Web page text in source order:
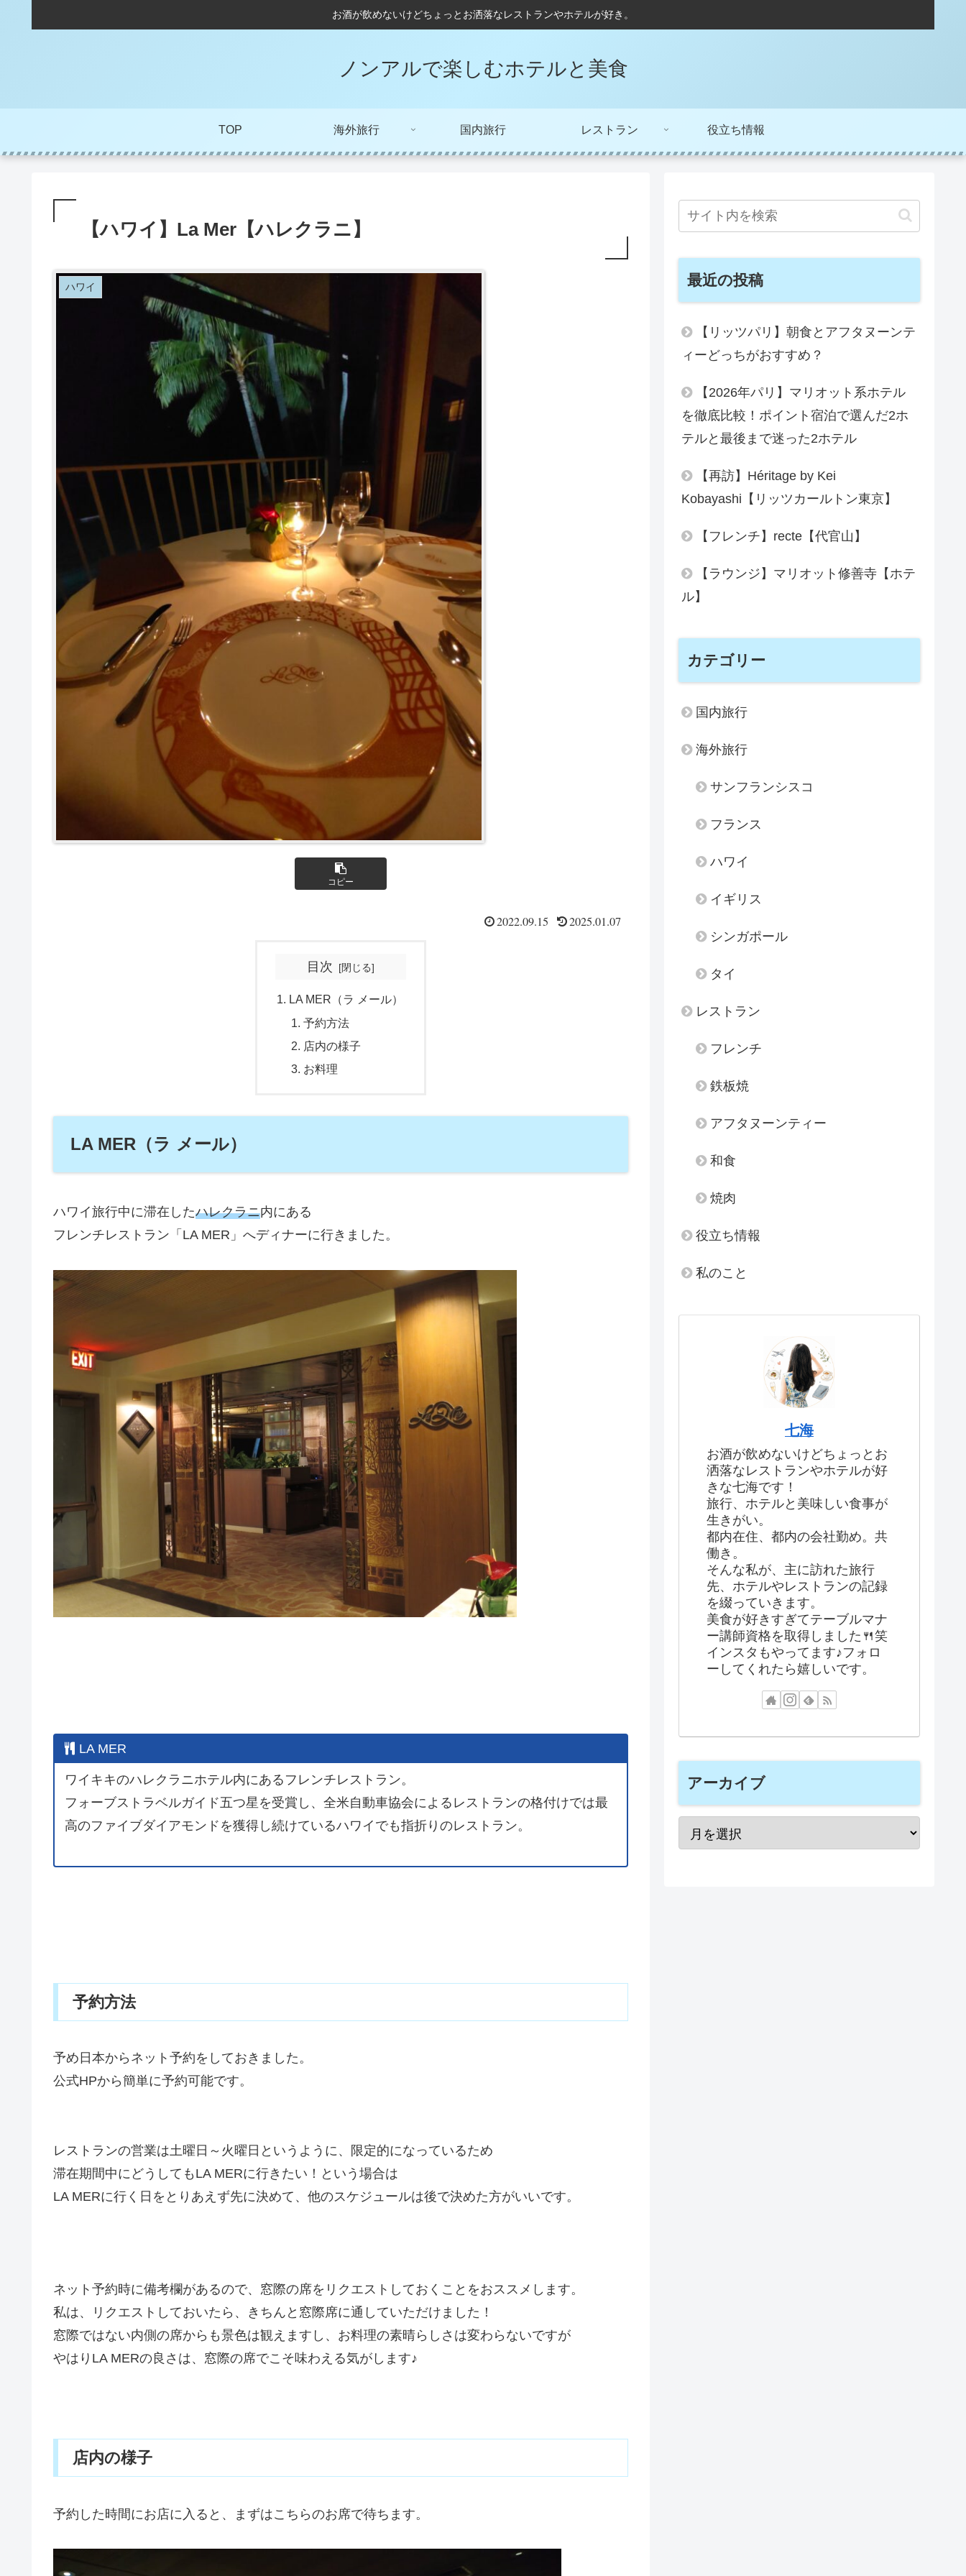
お酒が飲めないけどちょっとお洒落なレストランやホテルが好き。
ノンアルで楽しむホテルと美食
TOP 海外旅行 国内旅行 レストラン 役立ち情報
【ハワイ】La Mer【ハレクラニ】
ハワイ
コピー
2022.09.15 2025.01.07
目次
LA MER（ラ メール）
予約方法
店内の様子
お料理
LA MER（ラ メール）
ハワイ旅行中に滞在したハレクラニ内にある
フレンチレストラン「LA MER」へディナーに行きました。
LA MER
ワイキキのハレクラニホテル内にあるフレンチレストラン。
フォーブストラベルガイド五つ星を受賞し、全米自動車協会によるレストランの格付けでは最
高のファイブダイアモンドを獲得し続けているハワイでも指折りのレストラン。
予約方法
予め日本からネット予約をしておきました。
公式HPから簡単に予約可能です。
レストランの営業は土曜日～火曜日というように、限定的になっているため
滞在期間中にどうしてもLA MERに行きたい！という場合は
LA MERに行く日をとりあえず先に決めて、他のスケジュールは後で決めた方がいいです。
ネット予約時に備考欄があるので、窓際の席をリクエストしておくことをおススメします。
私は、リクエストしておいたら、きちんと窓際席に通していただけました！
窓際ではない内側の席からも景色は観えますし、お料理の素晴らしさは変わらないですが
やはりLA MERの良さは、窓際の席でこそ味わえる気がします♪
店内の様子
予約した時間にお店に入ると、まずはこちらのお席で待ちます。
最近の投稿
【リッツパリ】朝食とアフタヌーンテ
ィーどっちがおすすめ？
【2026年パリ】マリオット系ホテル
を徹底比較！ポイント宿泊で選んだ2ホ
テルと最後まで迷った2ホテル
【再訪】Héritage by Kei
Kobayashi【リッツカールトン東京】
【フレンチ】recte【代官山】
【ラウンジ】マリオット修善寺【ホテ
ル】
カテゴリー
国内旅行
海外旅行
サンフランシスコ
フランス
ハワイ
イギリス
シンガポール
タイ
レストラン
フレンチ
鉄板焼
アフタヌーンティー
和食
焼肉
役立ち情報
私のこと
七海
お酒が飲めないけどちょっとお
洒落なレストランやホテルが好
きな七海です！
旅行、ホテルと美味しい食事が
生きがい。
都内在住、都内の会社勤め。共
働き。
そんな私が、主に訪れた旅行
先、ホテルやレストランの記録
を綴っていきます。
美食が好きすぎてテーブルマナ
ー講師資格を取得しました🍴笑
インスタもやってます♪フォロ
ーしてくれたら嬉しいです。
アーカイブ